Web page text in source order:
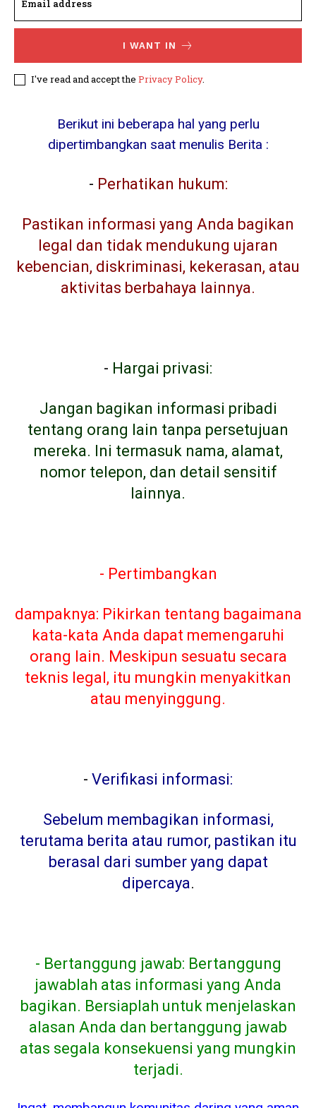
I WANT IN
I've read and accept the Privacy Policy.
Berikut ini beberapa hal yang perlu
dipertimbangkan saat menulis Berita :
- Perhatikan hukum:
Pastikan informasi yang Anda bagikan
legal dan tidak mendukung ujaran
kebencian, diskriminasi, kekerasan, atau
aktivitas berbahaya lainnya.
- Hargai privasi:
Jangan bagikan informasi pribadi
tentang orang lain tanpa persetujuan
mereka. Ini termasuk nama, alamat,
nomor telepon, dan detail sensitif
lainnya.
- Pertimbangkan
dampaknya: Pikirkan tentang bagaimana
kata-kata Anda dapat memengaruhi
orang lain. Meskipun sesuatu secara
teknis legal, itu mungkin menyakitkan
atau menyinggung.
- Verifikasi informasi:
Sebelum membagikan informasi,
terutama berita atau rumor, pastikan itu
berasal dari sumber yang dapat
dipercaya.
- Bertanggung jawab: Bertanggung
jawablah atas informasi yang Anda
bagikan. Bersiaplah untuk menjelaskan
alasan Anda dan bertanggung jawab
atas segala konsekuensi yang mungkin
terjadi.